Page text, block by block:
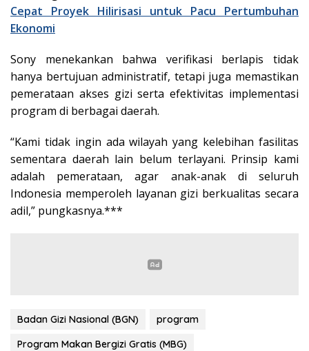
Cepat Proyek Hilirisasi untuk Pacu Pertumbuhan
Ekonomi
Sony menekankan bahwa verifikasi berlapis tidak
hanya bertujuan administratif, tetapi juga memastikan
pemerataan akses gizi serta efektivitas implementasi
program di berbagai daerah.
“Kami tidak ingin ada wilayah yang kelebihan fasilitas
sementara daerah lain belum terlayani. Prinsip kami
adalah pemerataan, agar anak-anak di seluruh
Indonesia memperoleh layanan gizi berkualitas secara
adil,” pungkasnya.***
Badan Gizi Nasional (BGN)
program
Program Makan Bergizi Gratis (MBG)